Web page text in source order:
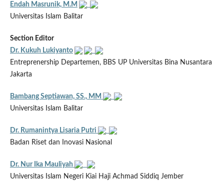
Endah Masrunik, M.M
Universitas Islam Balitar
Section Editor
Dr. Kukuh Lukiyanto
Entreprenership Departemen, BBS UP Universitas Bina Nusantara
Jakarta
Bambang Septiawan, SS., MM
Universitas Islam Balitar
Dr. Rumanintya Lisaria Putri
Badan Riset dan Inovasi Nasional
Dr. Nur Ika Mauliyah
Universitas Islam Negeri Kiai Haji Achmad Siddiq Jember